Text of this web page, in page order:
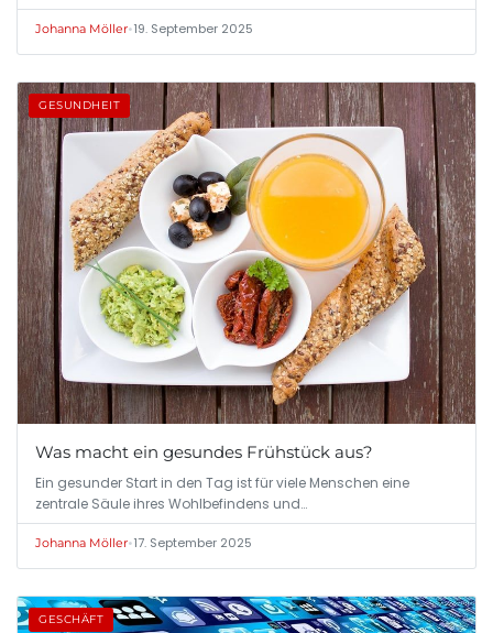
Johanna Möller•19. September 2025
GESUNDHEIT
Was macht ein gesundes Frühstück aus?
Ein gesunder Start in den Tag ist für viele Menschen eine
zentrale Säule ihres Wohlbefindens und…
Johanna Möller•17. September 2025
GESCHÄFT